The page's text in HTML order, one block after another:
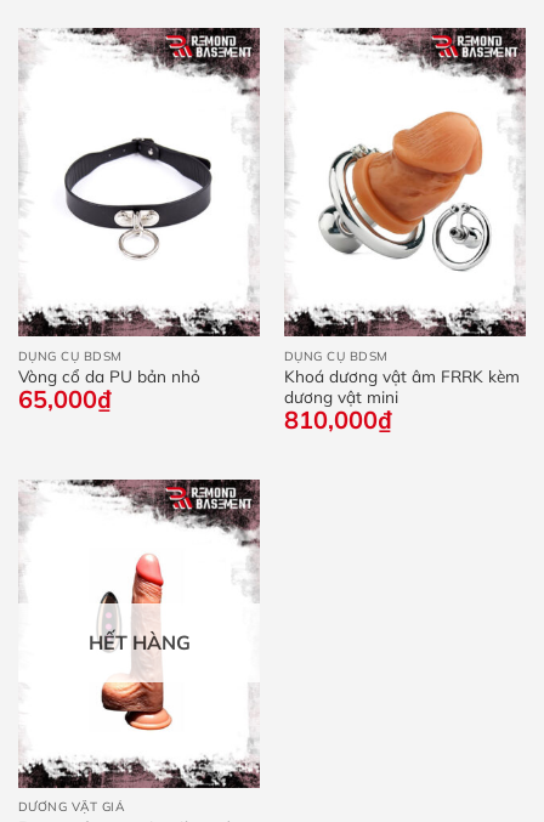
42,000₫.
310,000₫. là:
DỤNG CỤ BDSM
Vòng cổ da PU bản nhỏ
65,000₫
DỤNG CỤ BDSM
Khoá dương vật âm FRRK kèm
dương vật mini
810,000₫
HẾT HÀNG
DƯƠNG VẬT GIẢ